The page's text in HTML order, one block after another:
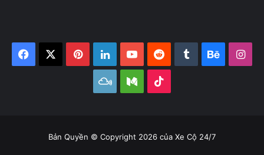
Facebook PinterestLinkedInYouTubeRedditTumblrBehance
Mixcloud
Medium
Bản Quyền © Copyright 2026 của Xe Cộ 24/7